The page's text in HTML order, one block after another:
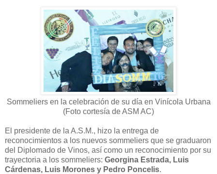
Sommeliers en la celebración de su día en Vinícola Urbana
(Foto cortesía de ASM AC)
El presidente de la A.S.M., hizo la entrega de
reconocimientos a los nuevos sommeliers que se graduaron
del Diplomado de Vinos, así como un reconocimiento por su
trayectoria a los sommeliers: Georgina Estrada, Luis
Cárdenas, Luis Morones y Pedro Poncelis.